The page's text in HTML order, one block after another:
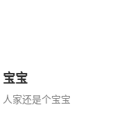
宝宝
人家还是个宝宝